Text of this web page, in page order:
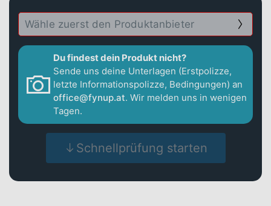
Du findest dein Produkt nicht?
Sende uns deine Unterlagen (Erstpolizze,
letzte Informationspolizze, Bedingungen) an
office@fynup.at. Wir melden uns in wenigen
Tagen.
Schnellprüfung starten